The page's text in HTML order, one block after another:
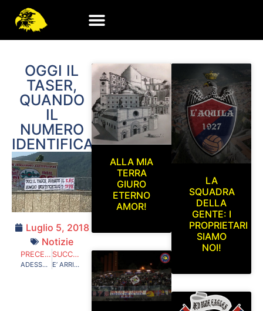
OGGI IL
TASER,
QUANDO
IL
NUMERO
IDENTIFICATIVO?
Luglio 5, 2018
Notizie
PRECEDENTE
ADESSO PARLIAMO NOI!
SUCCESSIVO
E’ ARRIVATA L’ORA DI USCIRE ALLO SCOPERTO!
ALLA MIA
TERRA
GIURO
ETERNO
AMOR!
LA
SQUADRA
DELLA
GENTE: I
PROPRIETARI
SIAMO
NOI!